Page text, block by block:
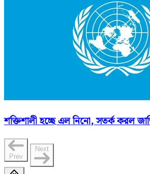
শক্তিশালী হচ্ছে এল নিনো, সতর্ক করল
Prev